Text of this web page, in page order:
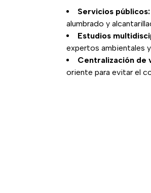
Servicios públicos:
alumbrado y
Estudios
expertos ambientales
Centralización de
oriente para evitar el